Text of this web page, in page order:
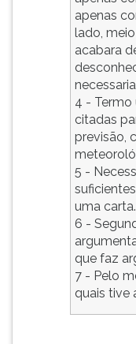
apenas
lado,
acabara
4 - Termo
citadas
previsão,
5 -
uma carta.
6 -
que faz
7 - Pelo
quais tive